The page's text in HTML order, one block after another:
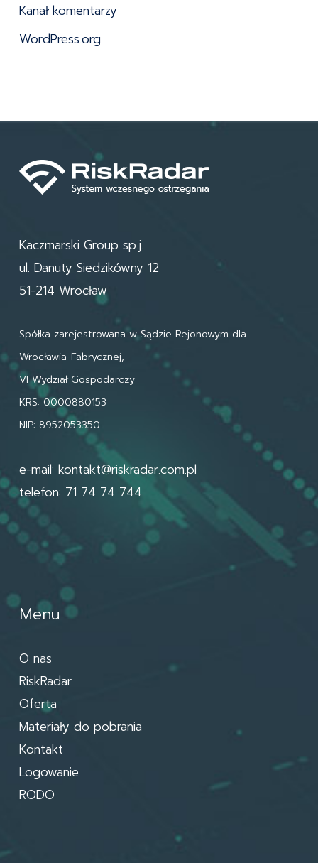
Kanał komentarzy
WordPress.org
Kaczmarski Group sp.j.
ul. Danuty Siedzikówny 12
51-214 Wrocław
Spółka zarejestrowana w Sądzie Rejonowym dla
Wrocławia-Fabrycznej,
VI Wydział Gospodarczy
KRS: 0000880153
NIP: 8952053350
e-mail: kontakt@riskradar.com.pl
telefon: 71 74 74 744
Menu
O nas
RiskRadar
Oferta
Materiały do pobrania
Kontakt
Logowanie
RODO